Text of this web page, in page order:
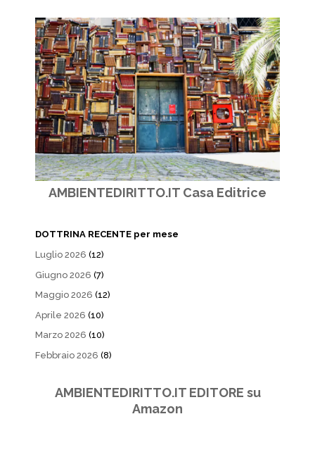
AMBIENTEDIRITTO.IT Casa Editrice
DOTTRINA RECENTE per mese
Luglio 2026 (12)
Giugno 2026 (7)
Maggio 2026 (12)
Aprile 2026 (10)
Marzo 2026 (10)
Febbraio 2026 (8)
AMBIENTEDIRITTO.IT EDITORE su
Amazon